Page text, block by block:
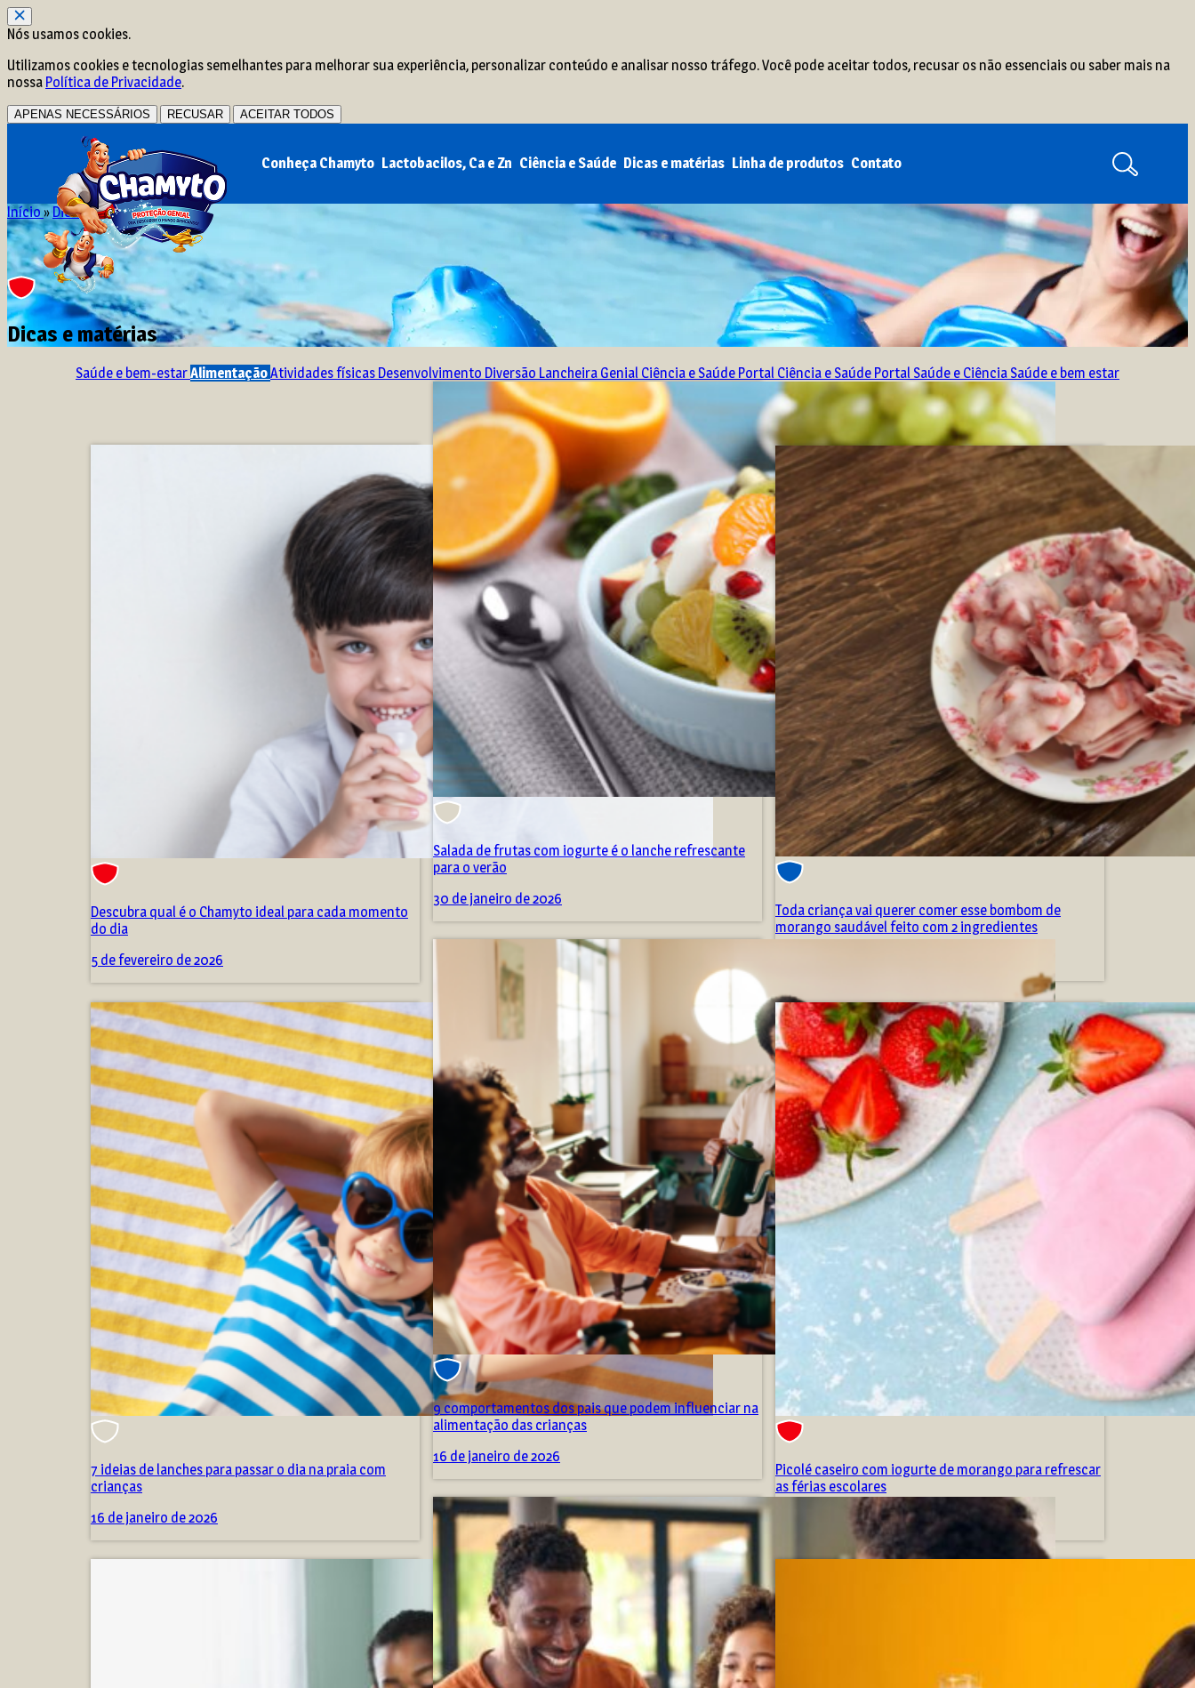
Nós usamos cookies.
Utilizamos cookies e tecnologias semelhantes para melhorar sua experiência, personalizar conteúdo e analisar nosso tráfego. Você pode aceitar todos, recusar os não essenciais ou saber mais na
nossa Política de Privacidade.
APENAS NECESSÁRIOS RECUSAR ACEITAR TODOS
Conheça Chamyto Lactobacilos, Ca e Zn Ciência e Saúde Dicas e matérias Linha de produtos Contato
Início» Dicas e matérias
Dicas e matérias
Saúde e bem-estarAlimentaçãoAtividades físicas Desenvolvimento Diversão Lancheira Genial Ciência e Saúde Portal Ciência e Saúde Portal Saúde e Ciência Saúde e bem estar
Descubra qual é o Chamyto ideal para cada momento
do dia
5 de fevereiro de 2026
Salada de frutas com iogurte é o lanche refrescante
para o verão
30 de janeiro de 2026
Toda criança vai querer comer esse bombom de
morango saudável feito com 2 ingredientes
7 ideias de lanches para passar o dia na praia com
crianças
16 de janeiro de 2026
9 comportamentos dos pais que podem influenciar na
alimentação das crianças
16 de janeiro de 2026
Picolé caseiro com iogurte de morango para refrescar
as férias escolares
17 de dezembro de 2025